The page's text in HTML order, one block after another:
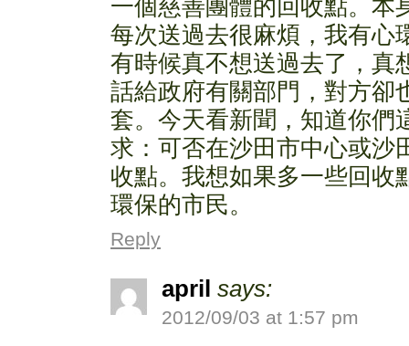
一個慈善團體的回收點。本
每次送過去很麻煩，我有心
有時候真不想送過去了，真
話給政府有關部門，對方卻
套。今天看新聞，知道你們
求：可否在沙田市中心或沙
收點。我想如果多一些回收
環保的市民。
Reply
april says:
2012/09/03 at 1:57 pm